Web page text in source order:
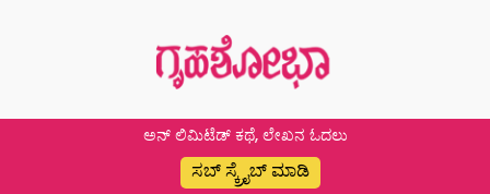
ಅನ್ ಲಿಮಿಟೆಡ್ ಕಥೆ, ಲೇಖನ ಓದಲು
ಸಬ್ ಸ್ಕ್ರೈಬ್ ಮಾಡಿ